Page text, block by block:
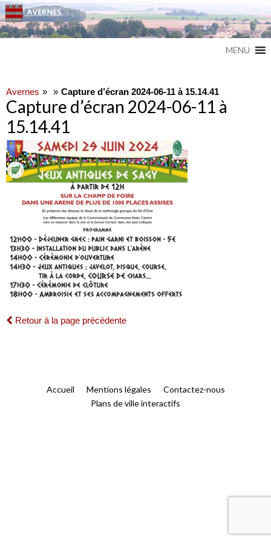
MENU
Avernes Capture d’écran 2024-06-11 à 15.14.41
Capture d’écran 2024-06-11 à
15.14.41
Retour à la page précédente
Accueil Mentions légales
Contactez-nous
Plans de ville interactifs